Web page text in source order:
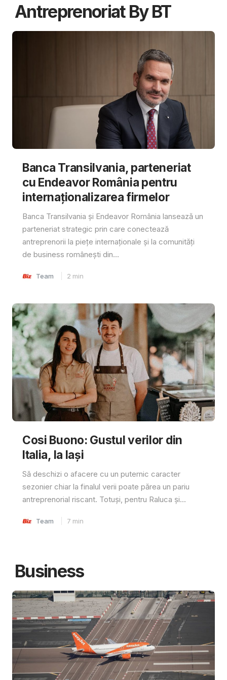
Antreprenoriat By BT
Banca Transilvania, parteneriat
cu Endeavor România pentru
internaționalizarea firmelor
Banca Transilvania și Endeavor România lansează un
parteneriat strategic prin care conectează
antreprenorii la piețe internaționale și la comunități
de business românești din...
Team 2 min
Cosi Buono: Gustul verilor din
Italia, la Iași
Să deschizi o afacere cu un puternic caracter
sezonier chiar la finalul verii poate părea un pariu
antreprenorial riscant. Totuși, pentru Raluca și...
Team 7 min
Business